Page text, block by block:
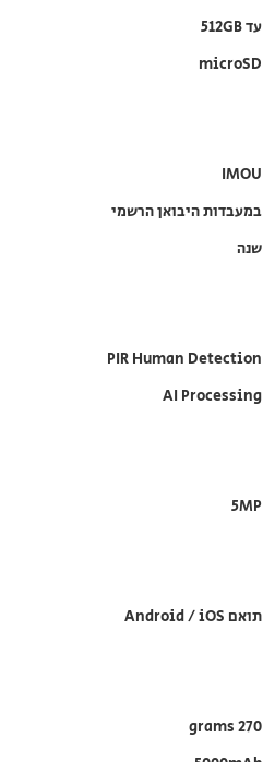
עד 512GB
microSD
IMOU
במעבדות היבואן הרשמי
שנה
PIR Human Detection
AI Processing
5MP
תואם Android / iOS
270 grams